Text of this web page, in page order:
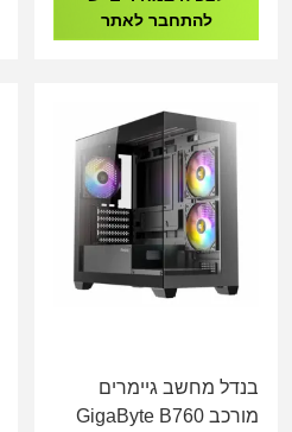
להתחבר לאתר
בנדל מחשב גיימרים
מורכב GigaByte B760